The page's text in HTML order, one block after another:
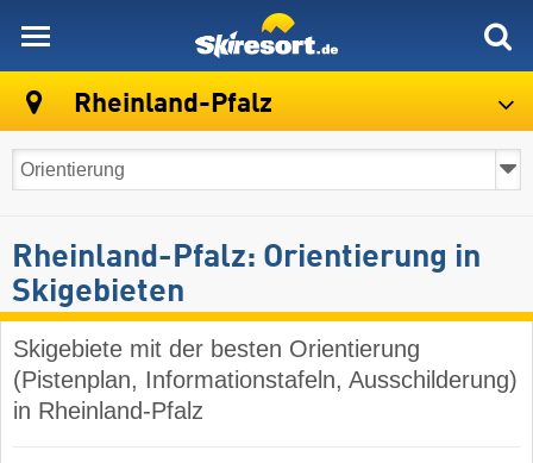
Rheinland-Pfalz
Rheinland-Pfalz: Orientierung in
Skigebieten
Skigebiete mit der besten Orientierung
(Pistenplan, Informationstafeln, Ausschilderung)
in Rheinland-Pfalz